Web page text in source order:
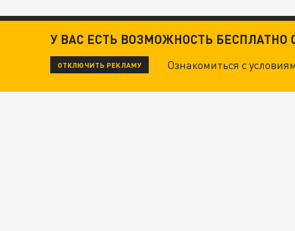
У ВАС ЕСТЬ ВОЗМОЖНОСТЬ
ОТКЛЮЧИТЬ РЕКЛАМУ Ознакомиться с